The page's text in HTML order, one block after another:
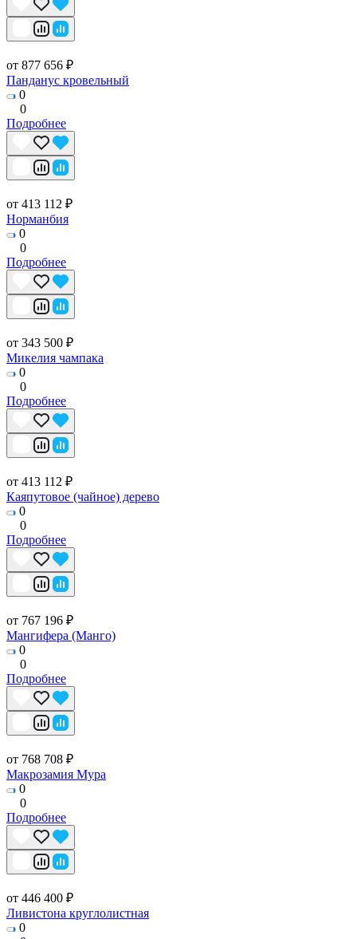
от 877 656 ₽
Панданус кровельный
0
0
Подробнее
от 413 112 ₽
Норманбия
0
0
Подробнее
от 343 500 ₽
Микелия чампака
0
0
Подробнее
от 413 112 ₽
Каяпутовое (чайное) дерево
0
0
Подробнее
от 767 196 ₽
Мангифера (Манго)
0
0
Подробнее
от 768 708 ₽
Макрозамия Мура
0
0
Подробнее
от 446 400 ₽
Ливистона круглолистная
0